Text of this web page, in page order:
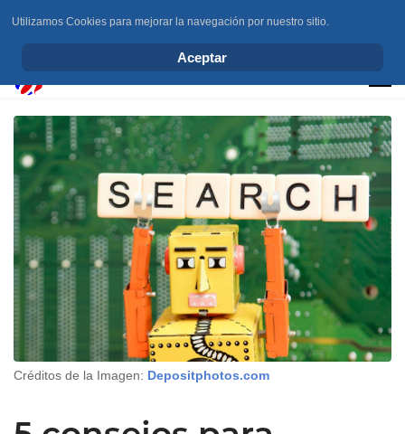
Créditos de la Imagen: Depositphotos.com
Utilizamos Cookies para mejorar la navegación por nuestro sitio.
Aceptar